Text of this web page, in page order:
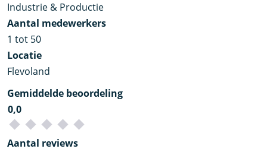
Industrie & Productie
Aantal medewerkers
1 tot 50
Locatie
Flevoland
Gemiddelde beoordeling
0,0
Aantal reviews